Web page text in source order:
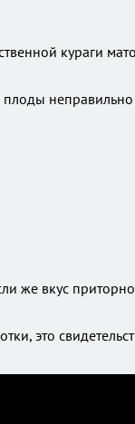
кураги
же вкус
это